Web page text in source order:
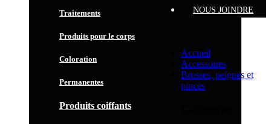
Traitements
Produits pour le corps
Coloration
Permanentes
Produits coiffants
NOUS JOINDRE
Accueil
Accessoires
Brosses, peignes et
pinces